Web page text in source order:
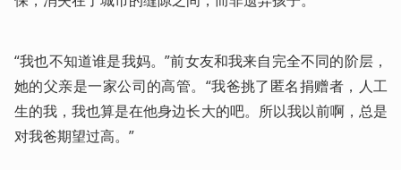
“我也不知道谁是我妈。”前女友和我来自完全不同的阶层，
她的父亲是一家公司的高管。“我爸挑了匿名捐赠者，人工
生的我，我也算是在他身边长大的吧。所以我以前啊，总是
对我爸期望过高。”